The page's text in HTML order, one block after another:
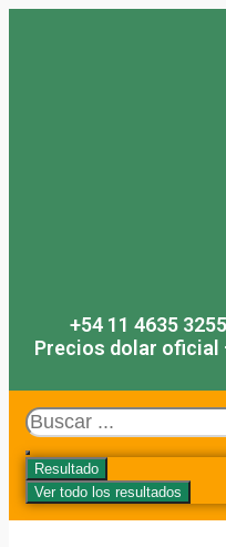
+54 11 4635
Precios dolar oficial
Search
...
Resultado
Ver todo los resultados